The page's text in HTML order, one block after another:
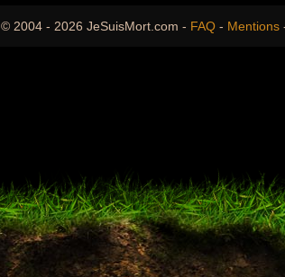
© 2004 - 2026 JeSuisMort.com - FAQ - Mentions